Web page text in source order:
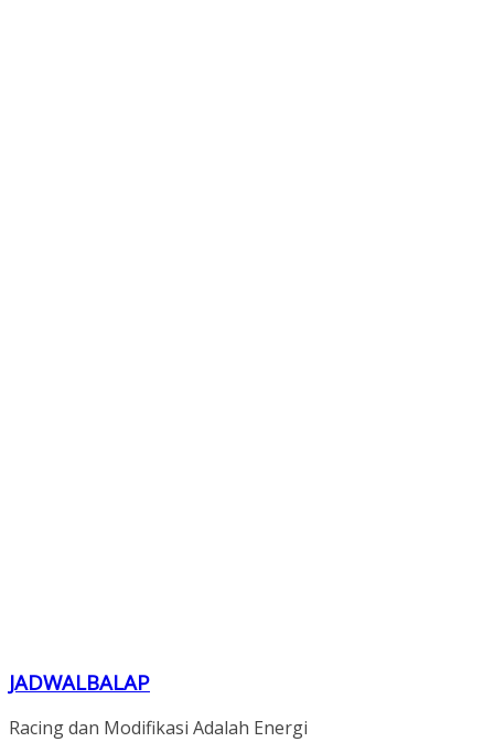
JADWALBALAP
Racing dan Modifikasi Adalah Energi